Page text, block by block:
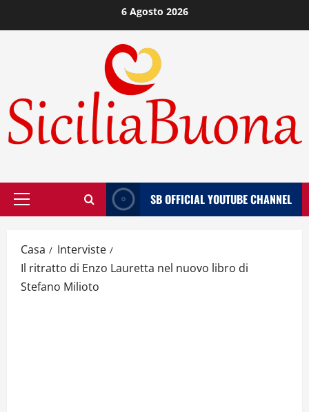
al
6 Agosto 2026
Menù
SB OFFICIAL YOUTUBE CHANNEL
Casa
Interviste
Il ritratto di Enzo Lauretta nel nuovo libro di
Stefano Milioto